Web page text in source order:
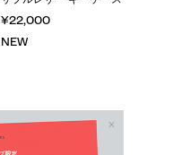
¥22,000
NEW